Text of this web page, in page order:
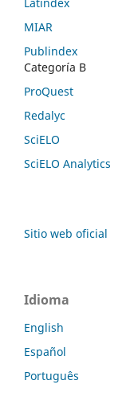
Latindex
MIAR
Publindex
Categoría B
ProQuest
Redalyc
SciELO
SciELO Analytics
Sitio web oficial
Idioma
English
Español
Português